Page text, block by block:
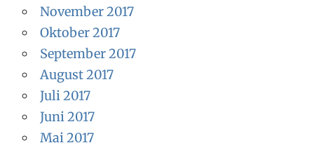
November 2017
Oktober 2017
September 2017
August 2017
Juli 2017
Juni 2017
Mai 2017